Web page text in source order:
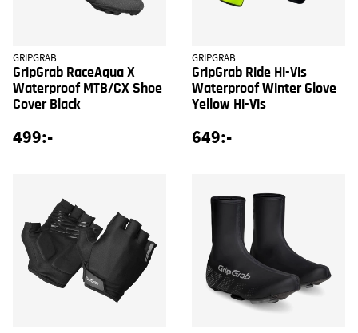
GRIPGRAB
GripGrab RaceAqua X
Waterproof MTB/CX Shoe
Cover Black
499:-
GRIPGRAB
GripGrab Ride Hi-Vis
Waterproof Winter Glove
Yellow Hi-Vis
649:-